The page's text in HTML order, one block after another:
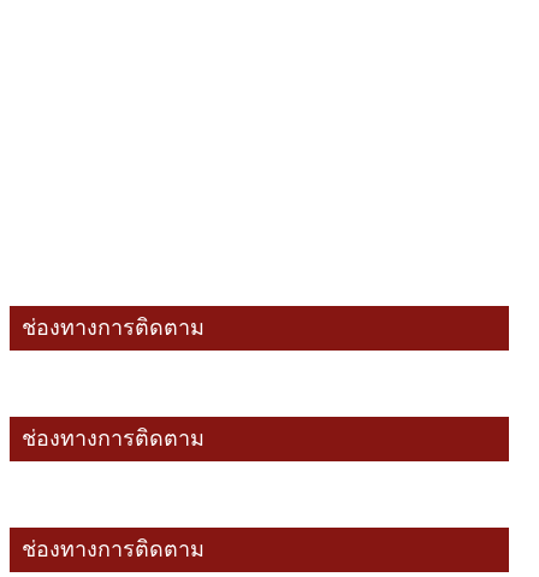
ช่องทางการติดตาม
ช่องทางการติดตาม
ช่องทางการติดตาม